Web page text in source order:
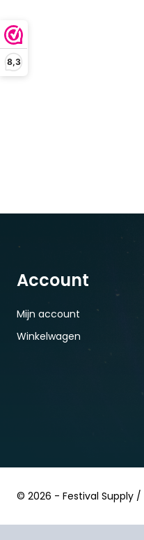
8,3
Account
Mijn account
Winkelwagen
© 2026 - Festival Supply /